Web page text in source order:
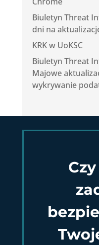
Biuletyn Threat
dni na
KRK w UoKSC
Biuletyn Threat
Majowe
wykrywanie